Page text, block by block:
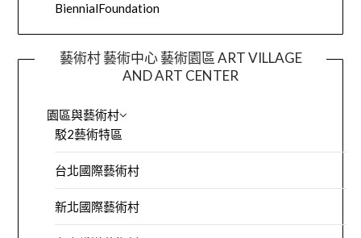
BiennialFoundation
藝術村 藝術中心 藝術園區 ART VILLAGE
AND ART CENTER
園區與藝術村
駁2藝術特區
台北國際藝術村
新北國際藝術村